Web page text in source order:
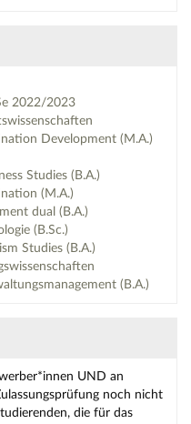
2022/2023
Development (M.A.)
Studies (B.A.)
(M.A.)
dual (B.A.)
(B.Sc.)
Studies (B.A.)
(B.A.)
UND an
noch nicht
die für das